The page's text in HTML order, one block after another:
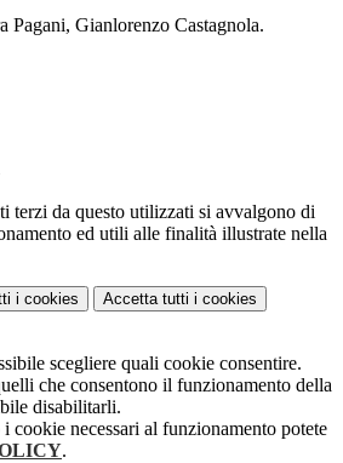
Pagani, Gianlorenzo Castagnola.
terzi da questo utilizzati si avvalgono di
ed utili alle finalità illustrate nella
i cookies Accetta tutti i cookies
scegliere quali cookie consentire.
che consentono il funzionamento della
disabilitarli.
cookie necessari al funzionamento potete
.